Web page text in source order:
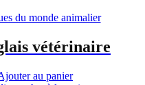
du monde animalier
vétérinaire
au panier